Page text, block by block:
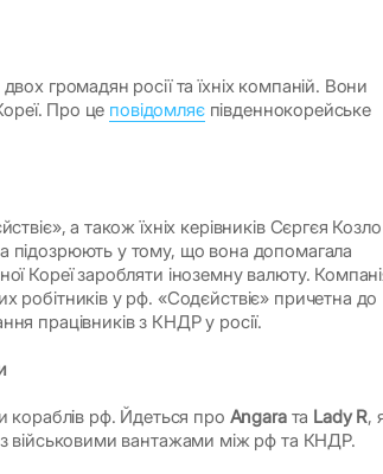
громадян росії та їхніх компаній. Вони
Про це повідомляєпівденнокорейське
а також їхніх керівників Сєргєя
підозрюють у тому, що вона допомагала
Кореї заробляти іноземну валюту.
робітників у рф. «Содєйствіє» причетна до
працівників з КНДР у росії.
кораблів рф. Йдеться про Angaraта Lady R,
з військовими вантажами між рф та КНДР.